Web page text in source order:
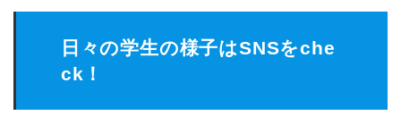
日々の学生の様子はSNSをche
ck！